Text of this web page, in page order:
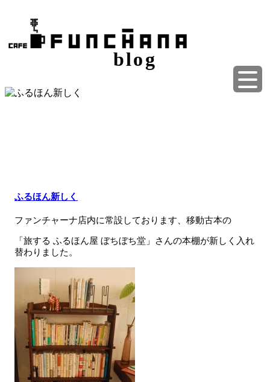
blog
ふるほん新しく
ファンチャーナ店内に常設しております、移動古本の
「旅する ふるほん屋 ぼちぼち堂」さんの本棚が新しく入れ
替わりました。